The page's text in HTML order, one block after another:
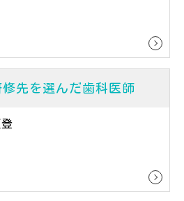
先を選んだ歯科医師